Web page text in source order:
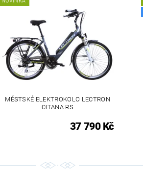
MĚSTSKÉ ELEKTROKOLO LECTRON
CITANA RS
37 790 Kč